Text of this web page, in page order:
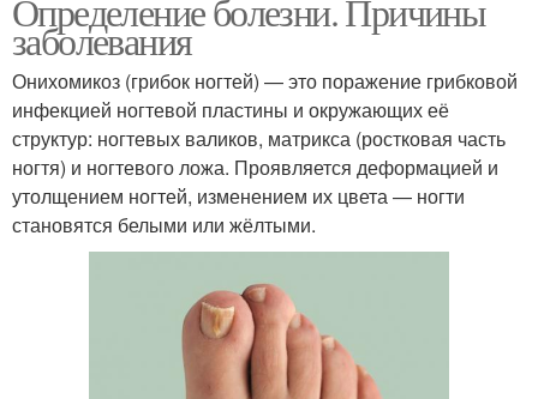
Определение болезни. Причины
заболевания
Онихомикоз (грибок ногтей) — это поражение грибковой
инфекцией ногтевой пластины и окружающих её
структур: ногтевых валиков, матрикса (ростковая часть
ногтя) и ногтевого ложа. Проявляется деформацией и
утолщением ногтей, изменением их цвета — ногти
становятся белыми или жёлтыми.